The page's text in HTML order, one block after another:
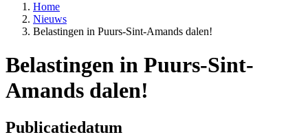
Home
Nieuws
Belastingen in Puurs-Sint-Amands dalen!
Belastingen in Puurs-Sint-
Amands dalen!
Publicatiedatum